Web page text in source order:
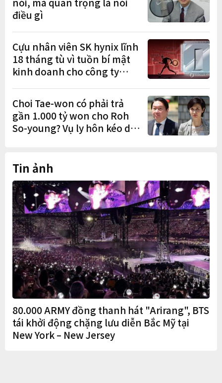
điều gì
Cựu nhân viên SK hynix lĩnh
18 tháng tù vì tuồn bí mật
kinh doanh cho công ty
Choi Tae-won có phải trả
gần 1.000 tỷ won cho Roh
So-young? Vụ ly hôn kéo dài
Tin ảnh
80.000 ARMY đồng thanh hát "Arirang", BTS
tái khởi động chặng lưu diễn Bắc Mỹ tại
New York – New Jersey